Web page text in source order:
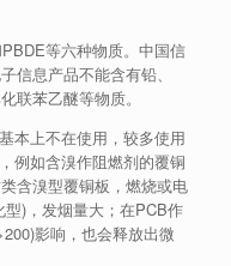
等六种物质。中国信
信息产品不能含有铅、
联苯乙醚等物质。
本上不在使用，较多使用
例如含溴作阻燃剂的覆铜
含溴型覆铜板，燃烧或电
)，发烟量大；在PCB作
影响，也会释放出微